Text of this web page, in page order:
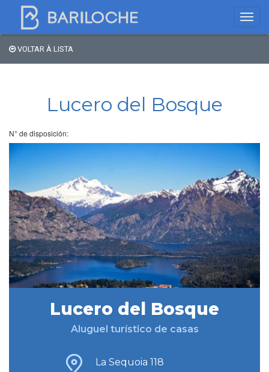
Bariloche
Tipo de hospedagem
Estrelas
Região
BUSCAR HOSPEDAGEM
VOLTAR À LISTA
Lucero del Bosque
N° de disposición:
Lucero del Bosque
Aluguel turístico de casas
La Sequoia 118